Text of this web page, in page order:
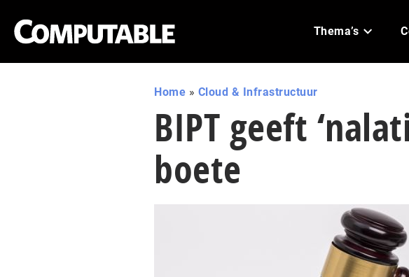
Thema’s
Home » Cloud & Infrastructuur
BIPT geeft
boete